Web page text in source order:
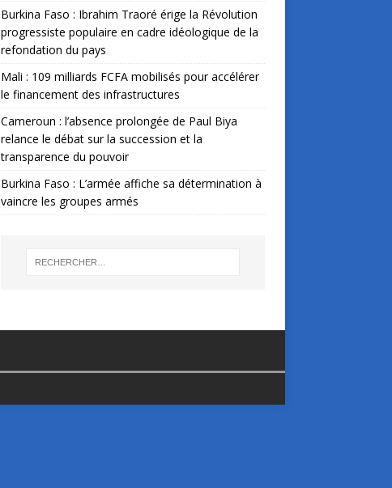
Burkina Faso : Ibrahim Traoré érige la Révolution
progressiste populaire en cadre idéologique de la
refondation du pays
Mali : 109 milliards FCFA mobilisés pour accélérer
le financement des infrastructures
Cameroun : l’absence prolongée de Paul Biya
relance le débat sur la succession et la
transparence du pouvoir
Burkina Faso : L’armée affiche sa détermination à
vaincre les groupes armés